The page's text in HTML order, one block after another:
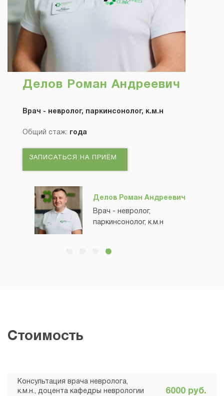
Делов Роман Андреевич
Врач - невролог,
паркинсонолог, к.м.н
Фрадовна
Делов Роман Андреевич
Врач - невролог, паркинсонолог, к.м.н
Общий стаж: года
ЗАПИСАТЬСЯ НА ПРИЁМ
Стоимость
Консультация врача невролога,
к.м.н., доцента кафедры неврологии
6000 руб.